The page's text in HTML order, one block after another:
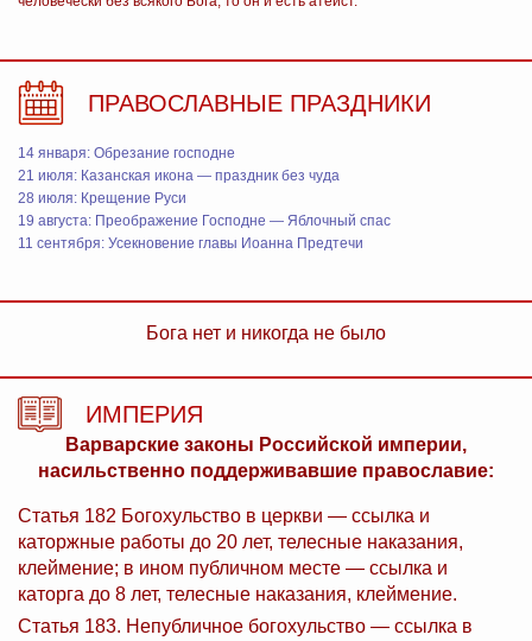
ПРАВОСЛАВНЫЕ ПРАЗДНИКИ
14 января: Обрезание господне
21 июля: Казанская икона — праздник без чуда
28 июля: Крещение Руси
19 августа: Преображение Господне — Яблочный спас
11 сентября: Усекновение главы Иоанна Предтечи
Бога нет и никогда не было
ИМПЕРИЯ
Варварские законы Российской империи,
насильственно поддерживавшие православие:
Статья 182 Богохульство в церкви — ссылка и
каторжные работы до 20 лет, телесные наказания,
клеймение; в ином публичном месте — ссылка и
каторга до 8 лет, телесные наказания, клеймение.
Статья 183. Непубличное богохульство — ссылка в